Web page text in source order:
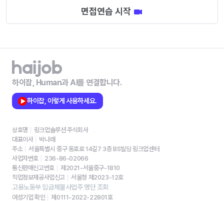
면접연습 시작
하이잡, Human과 AI를 연결합니다.
하이잡, 이렇게 사용하세요.
상호명
링크업솔루션 주식회사
대표이사
박나래
주소
서울특별시 중구 동호로 14길7 3층 BS빌딩 링크업센터
사업자번호
236-86-02066
통신판매신고번호
제2021-서울중구-1810
직업정보제공사업신고
서울청 제2023-12호
고용노동부 임금체불사업주 명단 조회
여성기업 확인 제0111-2022-22801호